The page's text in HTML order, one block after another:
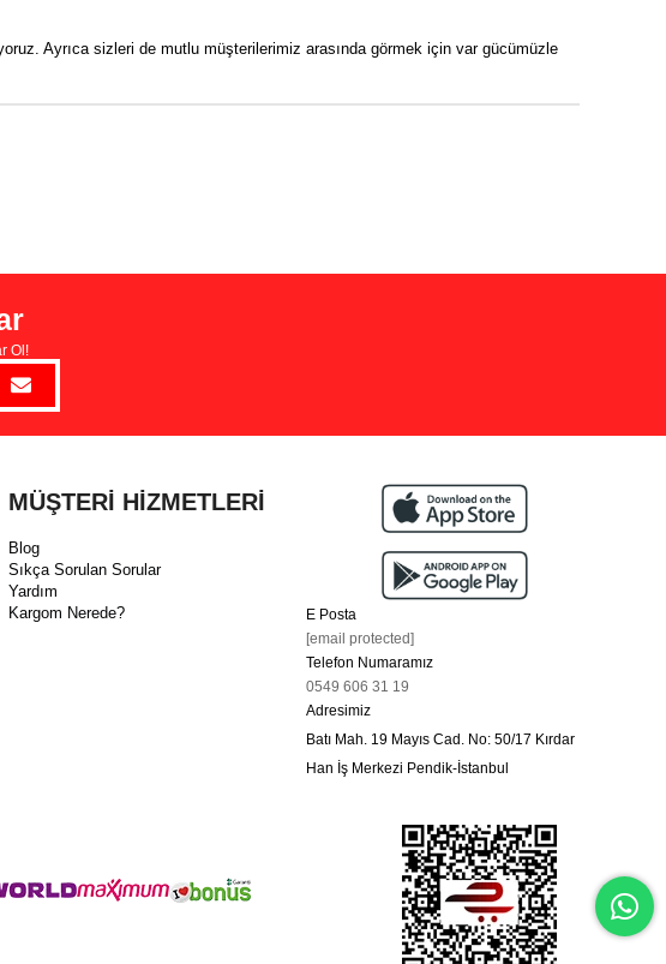
Ayrıca sizleri de mutlu müşterilerimiz arasında görmek için var gücümüzle
Ol!
MÜŞTERİ HİZMETLERİ
Blog
Sıkça Sorulan Sorular
Yardım
Kargom Nerede?
E Posta
[email protected]
Telefon Numaramız
0549 606 31 19
Adresimiz
Batı Mah. 19 Mayıs Cad. No: 50/17 Kırdar
Han İş Merkezi Pendik-İstanbul